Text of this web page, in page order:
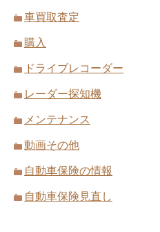
車買取査定
購入
ドライブレコーダー
レーダー探知機
メンテナンス
動画その他
自動車保険の情報
自動車保険見直し